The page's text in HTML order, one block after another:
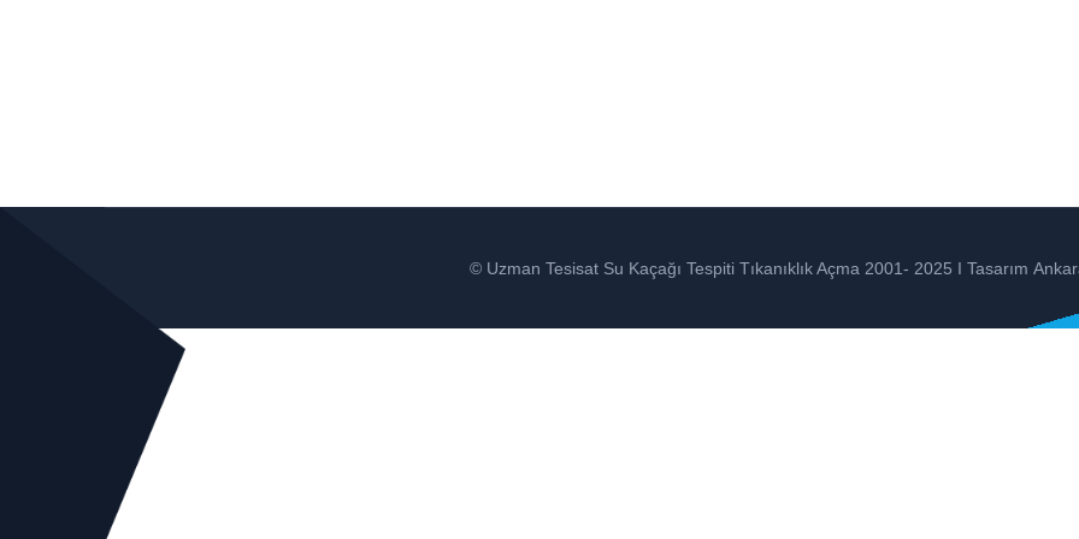
© Uzman Tesisat Su Kaçağı Tespiti Tıkanıklık Açma 2001- 2025 I Tasarım